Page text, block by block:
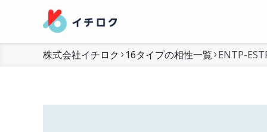
株式会社イチロク 16タイプの相性一覧 ENTP-